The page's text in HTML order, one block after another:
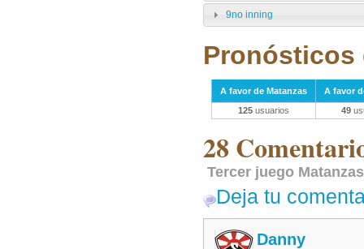
9no inning
Pronósticos
A favor de Matanzas
A favor
125 usuarios 49
28
Tercer juego
Deja tu
Danny